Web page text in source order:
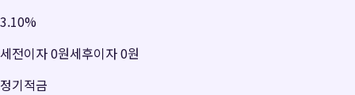
3.10%
세전이자0원세후이자0원
정기적금